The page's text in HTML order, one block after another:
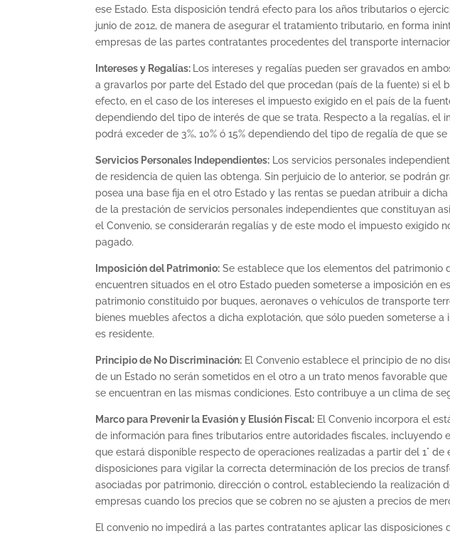
ese Estado. Esta disposición tendrá efecto para los años tributarios o
junio de 2012, de manera de asegurar el tratamiento tributario, en forma
empresas de las partes contratantes procedentes del transporte
Intereses y Regalías:
Los intereses y regalías pueden ser gravados en
a gravarlos por parte del Estado del que procedan (país de la fuente) si el
efecto, en el caso de los intereses el impuesto exigido en el país de la
dependiendo del tipo de interés de que se trata. Respecto a la regalías, el
podrá exceder de 3%, 10% ó 15% dependiendo del tipo de regalía de que se
Servicios Personales Independientes: Los servicios personales
de residencia de quien las obtenga. Sin perjuicio de lo anterior, se podrán
posea una base fija en el otro Estado y las rentas se puedan atribuir a
de la prestación de servicios personales independientes que constituyan
el Convenio, se considerarán regalías y de este modo el impuesto exigido
pagado.
Imposición del Patrimonio: Se establece que los elementos del patrimonio
encuentren situados en el otro Estado pueden someterse a imposición en
patrimonio constituido por buques, aeronaves o vehículos de transporte
bienes muebles afectos a dicha explotación, que sólo pueden someterse
es residente.
Principio de No Discriminación: El Convenio establece el principio de no
de un Estado no serán sometidos en el otro a un trato menos favorable
se encuentran en las mismas condiciones. Esto contribuye a un clima de
Marco para Prevenir la Evasión y Elusión Fiscal: El Convenio incorpora el
de información para fines tributarios entre autoridades fiscales, incluyendo
que estará disponible respecto de operaciones realizadas a partir del 1° de
disposiciones para vigilar la correcta determinación de los precios de
asociadas por patrimonio, dirección o control, estableciendo la realización
empresas cuando los precios que se cobren no se ajusten a precios de
El convenio no impedirá a las partes contratantes aplicar las disposiciones